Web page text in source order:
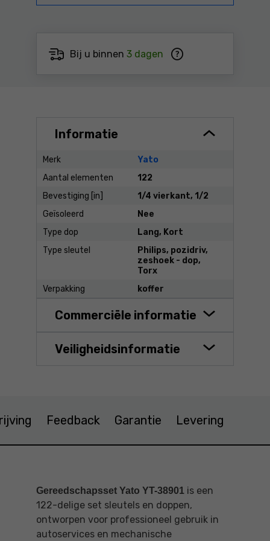
Bij u binnen 3 dagen
Informatie
Merk
Yato
Aantal elementen
122
Bevestiging [in]
1/4 vierkant, 1/2
Geïsoleerd
Nee
Type dop
Lang, Kort
Type sleutel
Philips, pozidriv,
zeshoek - dop,
Torx
Verpakking
koffer
Commerciële informatie
Veiligheidsinformatie
Feedback Garantie Levering
Gereedschapsset Yato YT-38901 is een
122-delige set sleutels en doppen,
ontworpen voor professioneel gebruik in
autoservices en mechanische